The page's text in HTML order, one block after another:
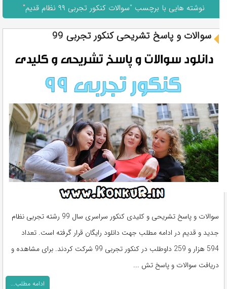
نوشته هایی با برچسب "سوالات کنکور تجربی ۹۹ نظام قدیم"
سوالات و پاسخ تشریحی کنکور تجربی 99
سوالات و پاسخ تشریحی و کلیدی کنکور سراسری سال 99 رشته تجربی نظام
جدید و قدیم در ادامه مطلب جهت دانلود رایگان قرار گرفته است. تعداد
594 هزار و 259 داوطلب در کنکور تجربی 99 شرکت کردند. برای مشاهده و
دریافت سوالات و پاسخ تش ...
ادامه مطلب...